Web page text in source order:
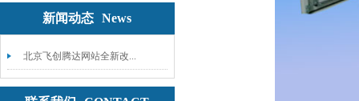
新闻动态 News
北京飞创腾达网站全新改...